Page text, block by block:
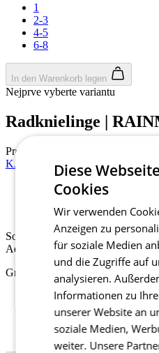
1
2-3
4-5
6-8
In den Warenkorb legen
Nejprve vyberte variantu
Radknielinge |
Preis
KALAS Z3 | Überschuhe
Aero Tight Fit
Sommer
Aero Tight Fit
Größe auswählen:
37-39
40-42
46-48
Diese
Cookies
Wir verwenden
Anzeigen zu
für soziale Medien
und die Zugriffe auf
analysieren.
Informationen zu
unserer Website an
soziale Medien,
weiter. Unsere